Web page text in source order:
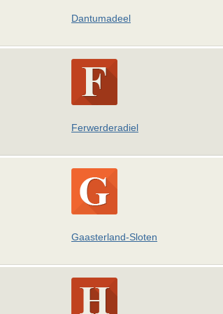
Dantumadeel
Ferwerderadiel
Gaasterland-Sloten